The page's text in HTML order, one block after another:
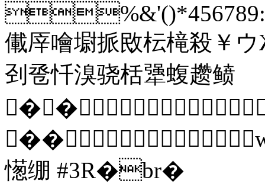
儎厗噲墛挀敃枟槞殺￥
刭卺忏溴骁栝犟蝮趱鲼
��
憽绷 #3R�br�